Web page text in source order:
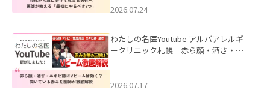
た。
2026.07.24
わたしの名医Youtube アルバアレルギ
ークリニック札幌「赤ら顔・酒さ・ニ
した。
2026.07.17